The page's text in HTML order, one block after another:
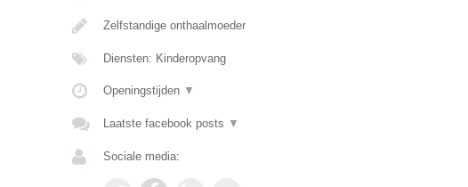
Zelfstandige onthaalmoeder
Diensten: Kinderopvang
Openingstijden ▼
Laatste facebook posts ▼
Sociale media: